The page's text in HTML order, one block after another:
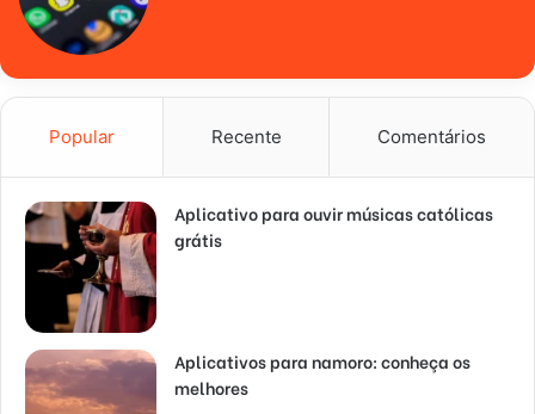
Popular Recente Comentários
Aplicativo para ouvir músicas católicas
grátis
Aplicativos para namoro: conheça os
melhores